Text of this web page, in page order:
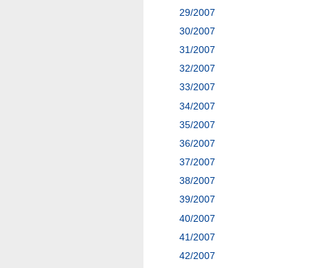
29/2007
30/2007
31/2007
32/2007
33/2007
34/2007
35/2007
36/2007
37/2007
38/2007
39/2007
40/2007
41/2007
42/2007